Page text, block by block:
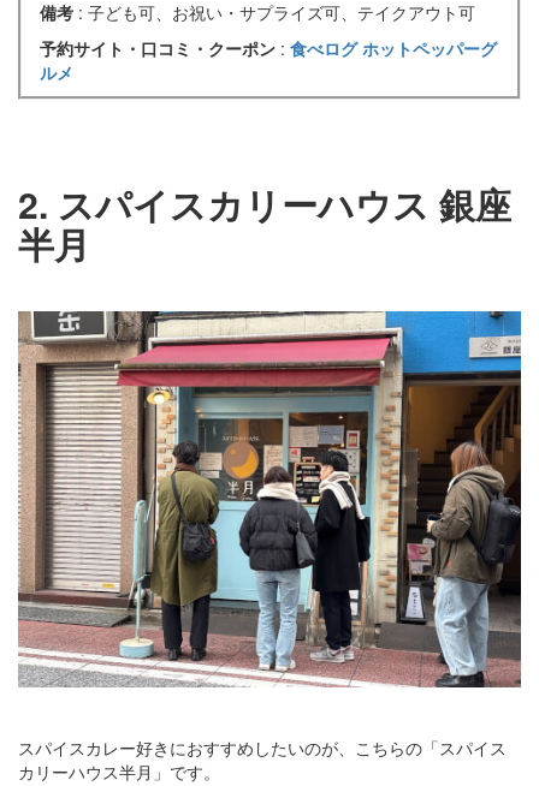
備考 : 子ども可、お祝い・サプライズ可、テイクアウト可
予約サイト・口コミ・クーポン : 食べログホットペッパーグ
ルメ
2. スパイスカリーハウス 銀座
半月
スパイスカレー好きにおすすめしたいのが、こちらの「スパイス
カリーハウス半月」です。